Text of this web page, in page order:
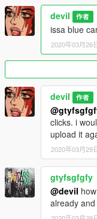
deviI 作者
issa blue
2020年03月26
deviI 作者
clicks. i
upload it
2020年03月29
gtyfsgfgfy
@deviI
already